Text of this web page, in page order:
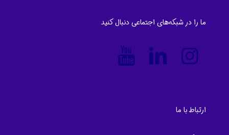
ما را در شبکه‌های اجتماعی دنبال کنید
ارتباط با ما